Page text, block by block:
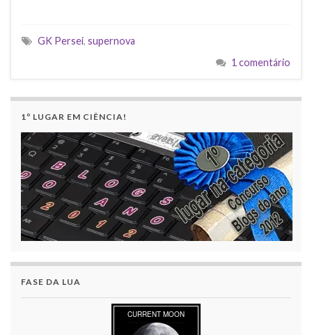
GK Persei, supernova
1 comentário
1º LUGAR EM CIÊNCIA!
FASE DA LUA